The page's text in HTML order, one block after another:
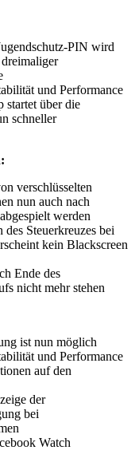
PIN wird
und Performance
startet über die
schneller
verschlüsselten
nun auch nach
werden
Steuerkreuzes bei
kein Blackscreen
Ende des
nicht mehr stehen
ist nun möglich
und Performance
auf den
der
bei
Watch